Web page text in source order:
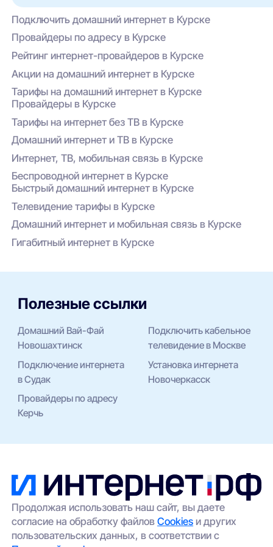
через личный кабинет или приложение
провайдера.
действующих акций.
Подключить домашний интернет в Курске
Провайдеры по адресу в Курске
Рейтинг интернет-провайдеров в Курске
Акции на домашний интернет в Курске
Тарифы на домашний интернет в Курске
Провайдеры в Курске
Тарифы на интернет без ТВ в Курске
Домашний интернет и ТВ в Курске
Интернет, ТВ, мобильная связь в Курске
Беспроводной интернет в Курске
Быстрый домашний интернет в Курске
Телевидение тарифы в Курске
Домашний интернет и мобильная связь в Курске
Гигабитный интернет в Курске
Полезные ссылки
Домашний Вай-Фай
Новошахтинск
Подключить кабельное
телевидение в Москве
Подключение интернета
в Судак
Установка интернета
Новочеркасск
Провайдеры по адресу
Керчь
Продолжая использовать наш сайт, вы даете
согласие на обработку файловCookies и других
пользовательских данных, в соответствии с